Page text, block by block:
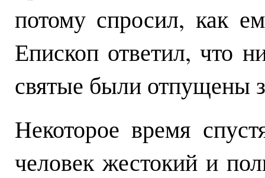
потому спросил, как
Епископ ответил, что
святые были отпущены
Некоторое время
человек жестокий и